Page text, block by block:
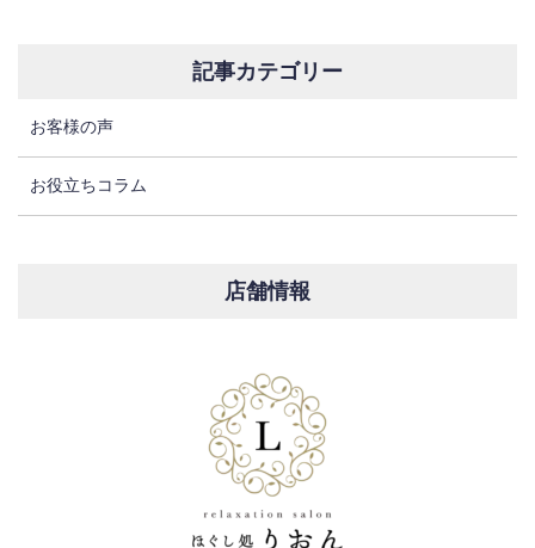
記事カテゴリー
お客様の声
お役立ちコラム
店舗情報